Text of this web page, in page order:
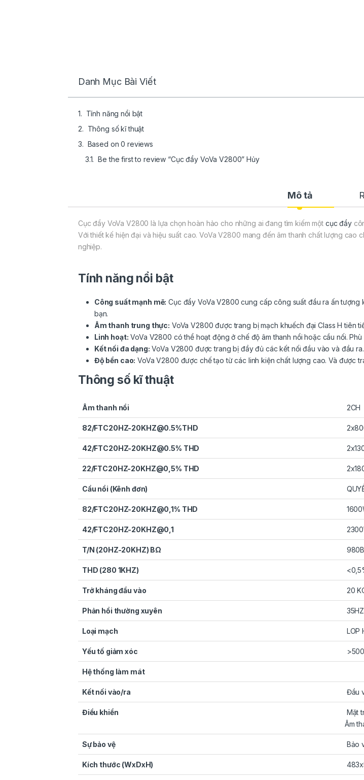
Danh Mục Bài Viết
Tính năng nổi bật
Thông số kĩ thuật
Based on 0 reviews
Be the first to review “Cục đẩy VoVa V2800” Hủy
Mô tả
Cục đẩy VoVa V2800 là lựa chọn hoàn hảo cho những ai đang tìm kiếm một cục đẩy
Với thiết kế hiện đại và hiệu suất cao. VoVa V2800 mang đến âm thanh chất lượng
nghiệp.
Tính năng nổi bật
Công suất mạnh mẽ: Cục đẩy VoVa V2800 cung cấp công suất đầu ra ấn tượng
bạn.
Âm thanh trung thực: VoVa V2800 được trang bị mạch khuếch đại Class H tiên
Linh hoạt: VoVa V2800 có thể hoạt động ở chế độ âm thanh nổi hoặc cầu nối.
Kết nối đa dạng: VoVa V2800 được trang bị đầy đủ các kết nối đầu vào và đầu
Độ bền cao: VoVa V2800 được chế tạo từ các linh kiện chất lượng cao. Và được
Thông số kĩ thuật
Âm thanh nổi 2CH
82/FTC20HZ-20KHZ@0.5%THD
42/FTC20HZ-20KHZ@0.5% THD
22/FTC20HZ-20KHZ@0,5% THD
Cầu nổi (Kênh đơn)
82/FTC20HZ-20KHZ@0,1% THD
42/FTC20HZ-20KHZ@0,1
T/N (20HZ-20KHZ) ΒΩ 980B
THD (280 1KHZ)
Trở kháng đầu vào 20
Phản hồi thường xuyên
Loại mạch LOP
Yếu tố giảm xóc
Hệ thống làm mát
Kết nối vào/ra Đầu
Điều khiển
Mặt
Âm
Sự bảo vệ Bảo
Kích thước (WxDxH)